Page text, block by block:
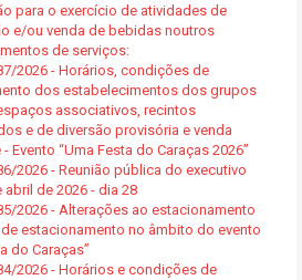
para o exercício de atividades de
e/ou venda de bebidas noutros
de serviços:
2026 - Horários, condições de
dos estabelecimentos dos grupos
associativos, recintos
e de diversão provisória e venda
Evento “Uma Festa do Caraças 2026”
2026 - Reunião pública do executivo
de 2026 - dia 28
2026 - Alterações ao estacionamento
estacionamento no âmbito do evento
do Caraças”
2026 - Horários e condições de